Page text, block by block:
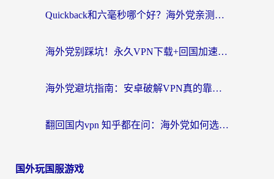
Quickback和六毫秒哪个好？海外党亲测：选对回国加速器，无缝刷剧办公不再愁
海外党别踩坑！永久VPN下载+回国加速器选择指南，无缝刷国内剧游戏支付
海外党避坑指南：安卓破解VPN真的靠谱吗？教你选对回国加速器无缝刷国内资源
翻回国内vpn 知乎都在问：海外党如何选对加速器，无缝刷剧打游戏？
国外玩国服游戏